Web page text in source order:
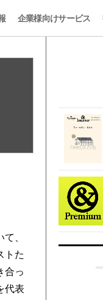
企業様向けサービス
、
トた
合っ
代表